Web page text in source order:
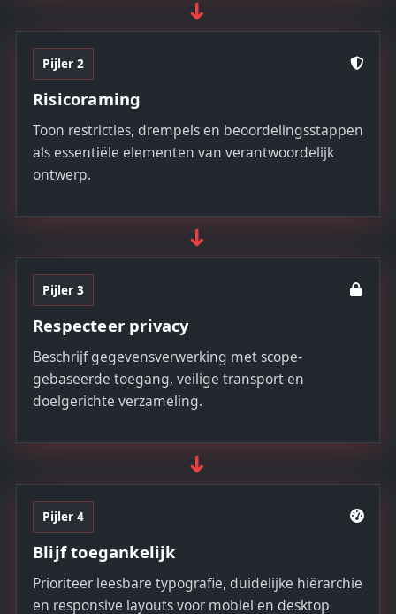
➜
Pijler 2
Risicoraming
Toon restricties, drempels en beoordelingsstappen
als essentiële elementen van verantwoordelijk
ontwerp.
➜
Pijler 3
Respecteer privacy
Beschrijf gegevensverwerking met scope-
gebaseerde toegang, veilige transport en
doelgerichte verzameling.
➜
Pijler 4
Blijf toegankelijk
Prioriteer leesbare typografie, duidelijke hiërarchie
en responsive layouts voor mobiel en desktop